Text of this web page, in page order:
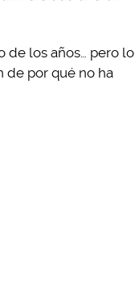
de los años… pero lo
de por qué no ha